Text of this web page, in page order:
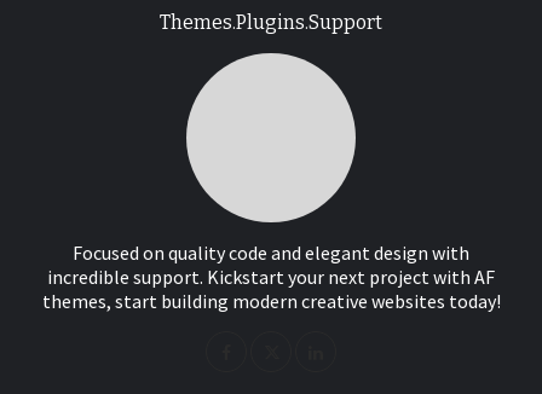
Themes.Plugins.Support
Focused on quality code and elegant design with
incredible support. Kickstart your next project with AF
themes, start building modern creative websites today!